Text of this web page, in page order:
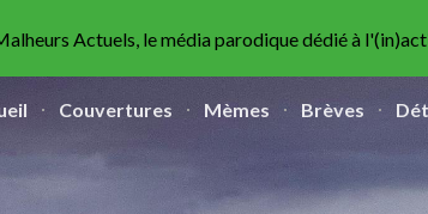
to main content
Actuels, le média parodique dédié à
Couvertures Mèmes Brèves